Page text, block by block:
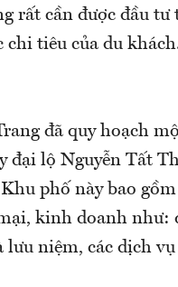
rất cần được đầu tư
chi tiêu của du
đã quy hoạch
đại lộ Nguyễn Tất
phố này bao gồm
kinh doanh như:
lưu niệm, các dịch